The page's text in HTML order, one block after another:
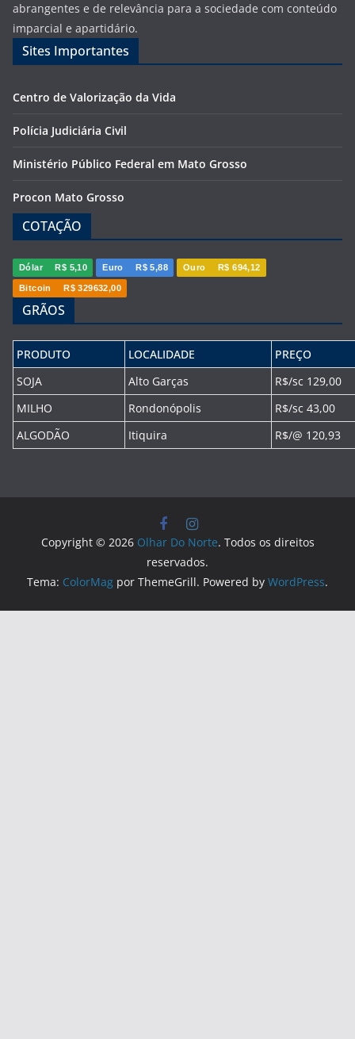
abrangentes e de relevância para a sociedade com conteúdo
imparcial e apartidário.
Sites Importantes
Centro de Valorização da Vida
Polícia Judiciária Civil
Ministério Público Federal em Mato Grosso
Procon Mato Grosso
COTAÇÃO
Dólar R$ 5,10 Euro R$ 5,88 Ouro R$ 694,12
Bitcoin R$ 329632,00
GRÃOS
PRODUTO LOCALIDADE
PREÇO
SOJA
Alto Garças
R$/sc 129,00
MILHO
Rondonópolis
R$/sc 43,00
ALGODÃO
Itiquira R$/@ 120,93
Copyright © 2026 Olhar Do Norte. Todos os direitos
reservados.
Tema: ColorMag por ThemeGrill. Powered by WordPress.